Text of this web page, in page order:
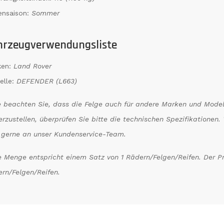
Sommer
Land Rover
DEFENDER (L663)
beachten Sie, dass die Felge auch für andere Marken und
überprüfen Sie bitte die technischen Spezifikationen.
an unser Kundenservice-Team.
Menge entspricht einem Satz von 1 Rädern/Felgen/Reifen. Der
Felgen/Reifen.